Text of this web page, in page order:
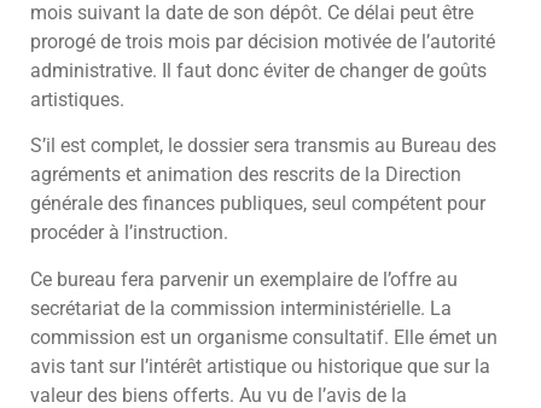
mois suivant la date de son dépôt. Ce délai peut être
prorogé de trois mois par décision motivée de l’autorité
administrative. Il faut donc éviter de changer de goûts
artistiques.
S’il est complet, le dossier sera transmis au Bureau des
agréments et animation des rescrits de la Direction
générale des finances publiques, seul compétent pour
procéder à l’instruction.
Ce bureau fera parvenir un exemplaire de l’offre au
secrétariat de la commission interministérielle. La
commission est un organisme consultatif. Elle émet un
avis tant sur l’intérêt artistique ou historique que sur la
valeur des biens offerts. Au vu de l’avis de la